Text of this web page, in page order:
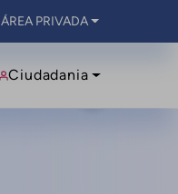
ÁREA PRIVADA
Ciudadania